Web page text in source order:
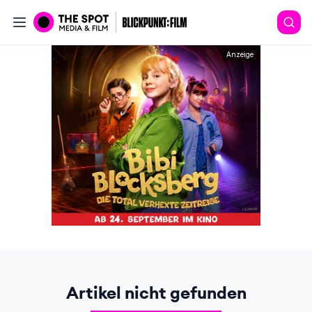
Anzeige
Artikel nicht gefunden